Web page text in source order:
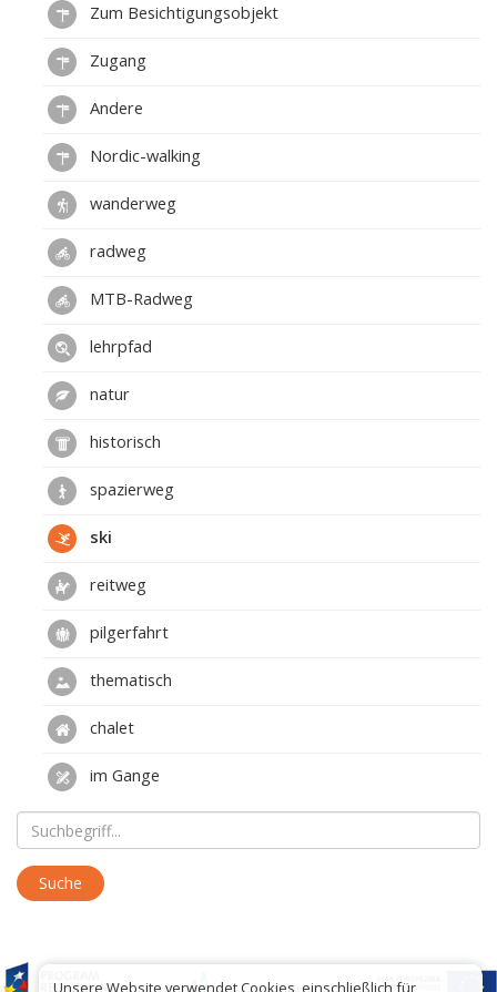
Zum Besichtigungsobjekt
Zugang
Andere
Nordic-walking
wanderweg
radweg
MTB-Radweg
lehrpfad
natur
historisch
spazierweg
ski
reitweg
pilgerfahrt
thematisch
chalet
im Gange